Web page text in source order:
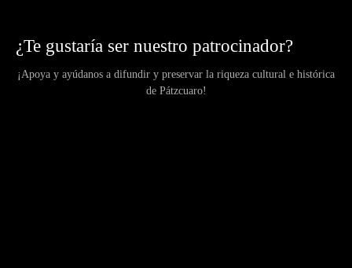
¿Te gustaría ser nuestro patrocinador?
¡Apoya y ayúdanos a difundir y preservar la riqueza cultural e histórica
de Pátzcuaro!